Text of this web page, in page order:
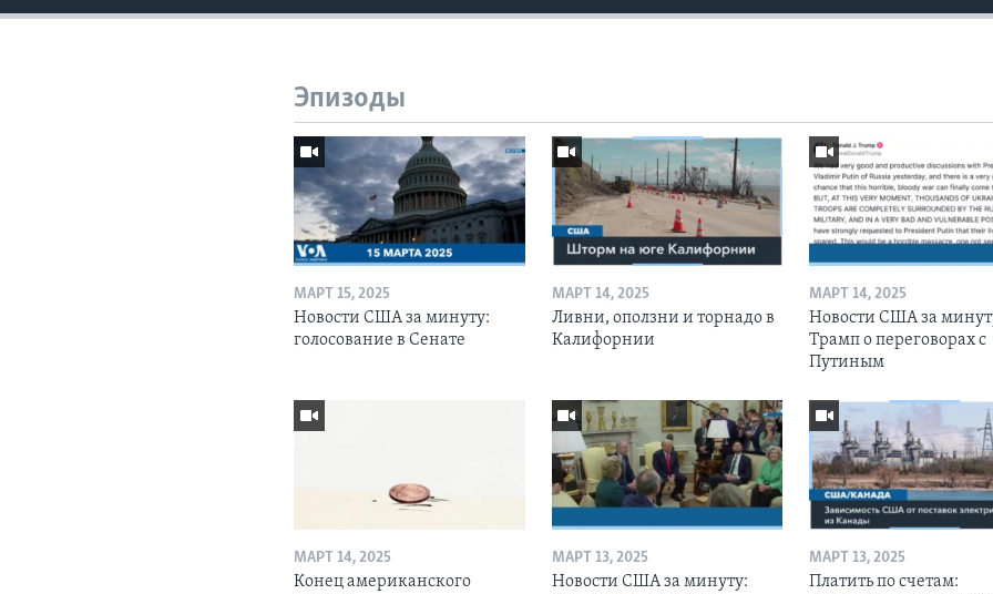
Эпизоды
МАРТ 15, 2025
Новости США за минуту:
голосование в Сенате
МАРТ 14, 2025
Ливни, оползни и торнадо в
Калифорнии
МАРТ 14, 2025
Новости США за
Трамп о переговорах с
Путиным
МАРТ 14, 2025
Конец американского
МАРТ 13, 2025
Новости США за минуту:
МАРТ 13, 2025
Платить по счетам: